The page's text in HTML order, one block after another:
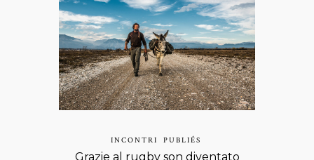
INCONTRI PUBLIÉS
Grazie al rugby son diventato